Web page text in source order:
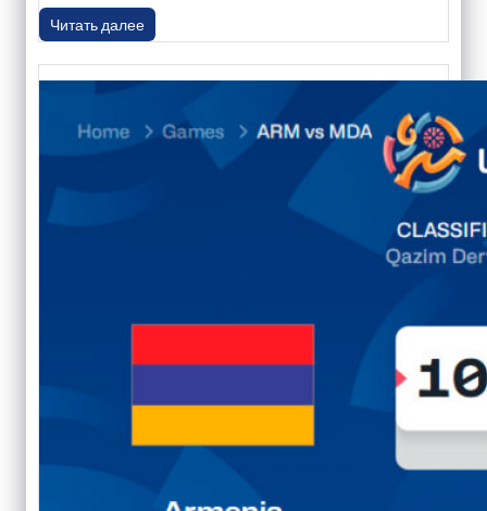
Читать далее